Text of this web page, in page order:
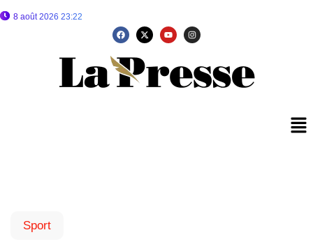
8 août 2026 23:22
Sport